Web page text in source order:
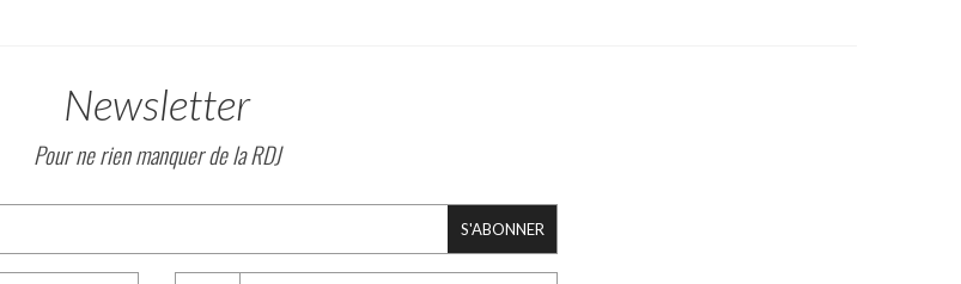
Newsletter
Pour ne rien manquer de la RDJ
S'ABONNER